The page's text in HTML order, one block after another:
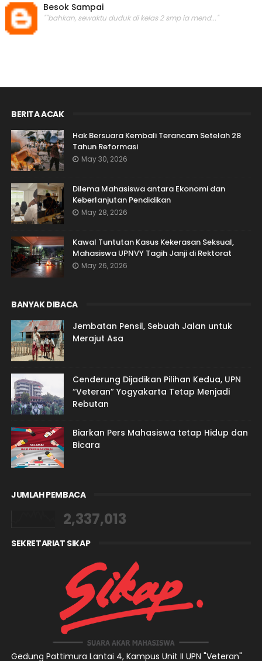
Besok Sampai
""bahkan, sewaktu duduk di kelas 2 smp ia mend..."
BERITA ACAK
Hak Bersuara Kembali Terancam Setelah 28
Tahun Reformasi
May 30, 2026
Dilema Mahasiswa antara Ekonomi dan
Keberlanjutan Pendidikan
May 28, 2026
Kawal Tuntutan Kasus Kekerasan Seksual,
Mahasiswa UPNVY Tagih Janji di Rektorat
May 26, 2026
BANYAK DIBACA
Jembatan Pensil, Sebuah Jalan untuk
Merajut Asa
Cenderung Dijadikan Pilihan Kedua, UPN
“Veteran” Yogyakarta Tetap Menjadi
Rebutan
Biarkan Pers Mahasiswa tetap Hidup dan
Bicara
JUMLAH PEMBACA
2,337,013
SEKRETARIAT SIKAP
Gedung Pattimura Lantai 4, Kampus Unit II UPN "Veteran"